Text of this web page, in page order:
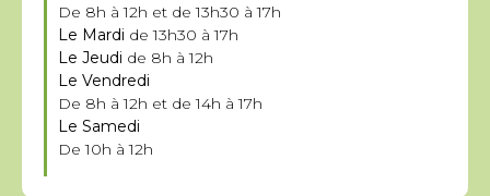
De 8h à 12h et de 13h30 à 17h
Le Mardi de 13h30 à 17h
Le Jeudi de 8h à 12h
Le Vendredi
De 8h à 12h et de 14h à 17h
Le Samedi
De 10h à 12h